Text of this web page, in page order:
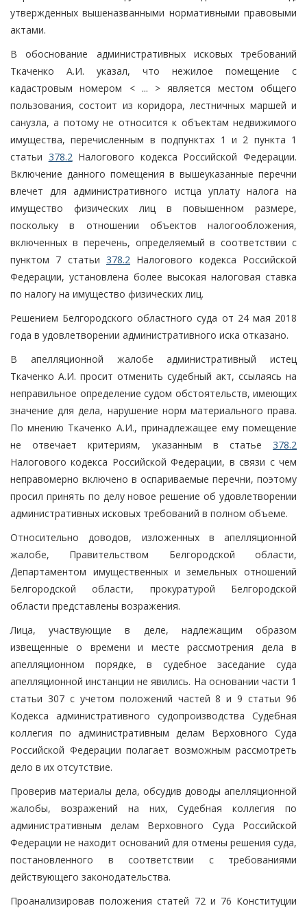
утвержденных вышеназванными нормативными правовыми
актами.
В обоснование административных исковых требований
Ткаченко А.И. указал, что нежилое помещение с
кадастровым номером < ... > является местом общего
пользования, состоит из коридора, лестничных маршей и
санузла, а потому не относится к объектам недвижимого
имущества, перечисленным в подпунктах 1 и 2 пункта 1
статьи 378.2 Налогового кодекса Российской Федерации.
Включение данного помещения в вышеуказанные перечни
влечет для административного истца уплату налога на
имущество физических лиц в повышенном размере,
поскольку в отношении объектов налогообложения,
включенных в перечень, определяемый в соответствии с
пунктом 7 статьи 378.2 Налогового кодекса Российской
Федерации, установлена более высокая налоговая ставка
по налогу на имущество физических лиц.
Решением Белгородского областного суда от 24 мая 2018
года в удовлетворении административного иска отказано.
В апелляционной жалобе административный истец
Ткаченко А.И. просит отменить судебный акт, ссылаясь на
неправильное определение судом обстоятельств, имеющих
значение для дела, нарушение норм материального права.
По мнению Ткаченко А.И., принадлежащее ему помещение
не отвечает критериям, указанным в статье 378.2
Налогового кодекса Российской Федерации, в связи с чем
неправомерно включено в оспариваемые перечни, поэтому
просил принять по делу новое решение об удовлетворении
административных исковых требований в полном объеме.
Относительно доводов, изложенных в апелляционной
жалобе, Правительством Белгородской области,
Департаментом имущественных и земельных отношений
Белгородской области, прокуратурой Белгородской
области представлены возражения.
Лица, участвующие в деле, надлежащим образом
извещенные о времени и месте рассмотрения дела в
апелляционном порядке, в судебное заседание суда
апелляционной инстанции не явились. На основании части 1
статьи 307 с учетом положений частей 8 и 9 статьи 96
Кодекса административного судопроизводства Судебная
коллегия по административным делам Верховного Суда
Российской Федерации полагает возможным рассмотреть
дело в их отсутствие.
Проверив материалы дела, обсудив доводы апелляционной
жалобы, возражений на них, Судебная коллегия по
административным делам Верховного Суда Российской
Федерации не находит оснований для отмены решения суда,
постановленного в соответствии с требованиями
действующего законодательства.
Проанализировав положения статей 72 и 76 Конституции